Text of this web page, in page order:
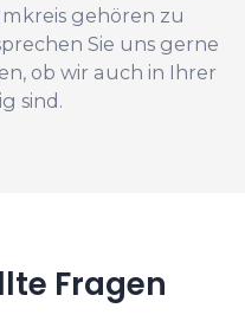
gehören zu
Sie uns gerne
ob wir auch in Ihrer
sind.
Fragen